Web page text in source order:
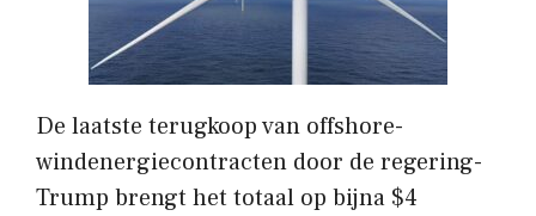
De laatste terugkoop van offshore-
windenergiecontracten door de regering-
Trump brengt het totaal op bijna $4